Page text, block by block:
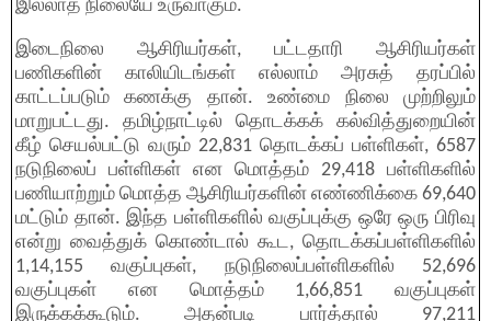
இல்லாத நிலையே உருவாகும்.
இடைநிலை ஆசிரியர்கள், பட்டதாரி ஆசிரியர்கள்
பணிகளின் காலியிடங்கள் எல்லாம் அரசுத் தரப்பில்
காட்டப்படும் கணக்கு தான். உண்மை நிலை முற்றிலும்
மாறுபட்டது. தமிழ்நாட்டில் தொடக்கக் கல்வித்துறையின்
கீழ் செயல்பட்டு வரும் 22,831 தொடக்கப் பள்ளிகள், 6587
நடுநிலைப் பள்ளிகள் என மொத்தம் 29,418 பள்ளிகளில்
பணியாற்றும் மொத்த ஆசிரியர்களின் எண்ணிக்கை 69,640
மட்டும் தான். இந்த பள்ளிகளில் வகுப்புக்கு ஒரே ஒரு பிரிவு
என்று வைத்துக் கொண்டால் கூட, தொடக்கப்பள்ளிகளில்
1,14,155 வகுப்புகள், நடுநிலைப்பள்ளிகளில் 52,696
வகுப்புகள் என மொத்தம் 1,66,851 வகுப்புகள்
இருக்கக்கூடும். அதன்படி பார்த்தால் 97,211